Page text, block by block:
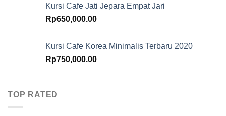
Kursi Cafe Jati Jepara Empat Jari
Rp650,000.00
Kursi Cafe Korea Minimalis Terbaru 2020
Rp750,000.00
TOP RATED